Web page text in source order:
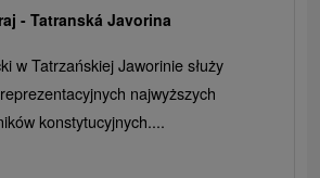
-Tatranská Javorina
w Tatrzańskiej Jaworinie służy
najwyższych
konstytucyjnych....